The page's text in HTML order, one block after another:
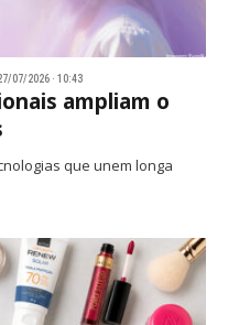
07/2026 · 10:43
ampliam o
que unem longa